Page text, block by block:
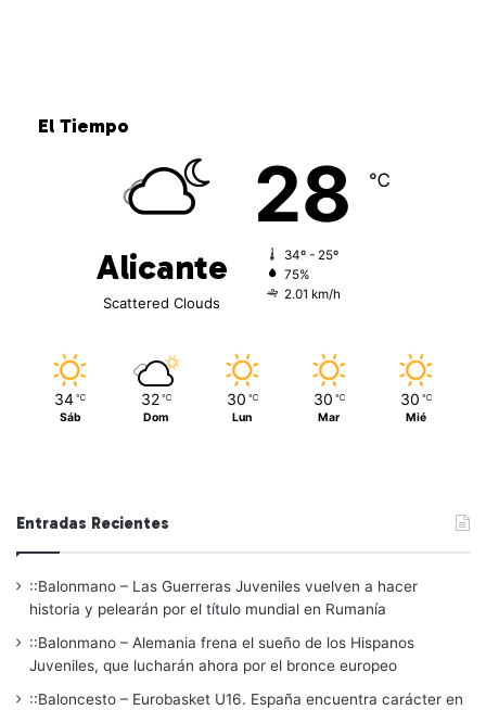
El Tiempo
Alicante
Scattered Clouds
28 ℃
34º - 25º
75%
2.01 km/h
34 ℃
Sáb
32 ℃
Dom
30 ℃
Lun
30 ℃
Mar
30 ℃
Mié
Entradas Recientes
::Balonmano – Las Guerreras Juveniles vuelven a hacer
historia y pelearán por el título mundial en Rumanía
::Balonmano – Alemania frena el sueño de los Hispanos
Juveniles, que lucharán ahora por el bronce europeo
::Baloncesto – Eurobasket U16. España encuentra carácter en